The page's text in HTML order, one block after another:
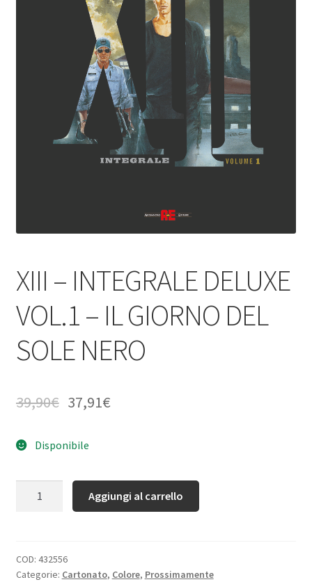
XIII – INTEGRALE DELUXE
VOL.1 – IL GIORNO DEL
SOLE NERO
39,90€ 37,91€
Disponibile
Aggiungi al carrello
COD: 432556
Categorie: Cartonato, Colore, Prossimamente